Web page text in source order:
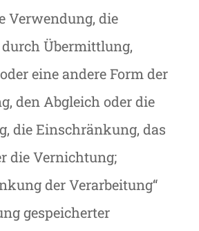
Verwendung, die
Übermittlung,
eine andere Form der
den Abgleich oder die
die Einschränkung, das
die Vernichtung;
der Verarbeitung“
gespeicherter